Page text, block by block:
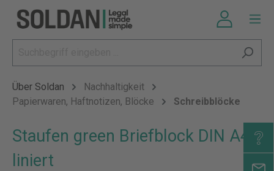
Über Soldan
Nachhaltigkeit
Papierwaren, Haftnotizen, Blöcke
Schreibblöcke
Staufen green Briefblock DIN A4,
liniert